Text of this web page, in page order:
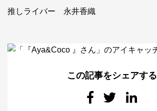
推しライバー 永井香織
この記事をシェアする